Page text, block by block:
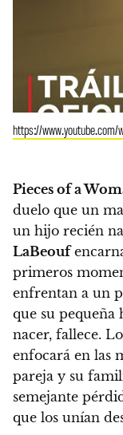
https://
Pieces of a
duelo que un
un hijo recién
LaBeouf
primeros
enfrentan a un
que su pequeña
nacer, fallece.
enfocará en las
pareja y su
semejante
que los unían